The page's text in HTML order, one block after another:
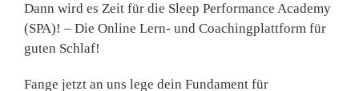
Dann wird es Zeit für die Sleep Performance Academy
(SPA)! – Die Online Lern- und Coachingplattform für
guten Schlaf!
Fange jetzt an uns lege dein Fundament für